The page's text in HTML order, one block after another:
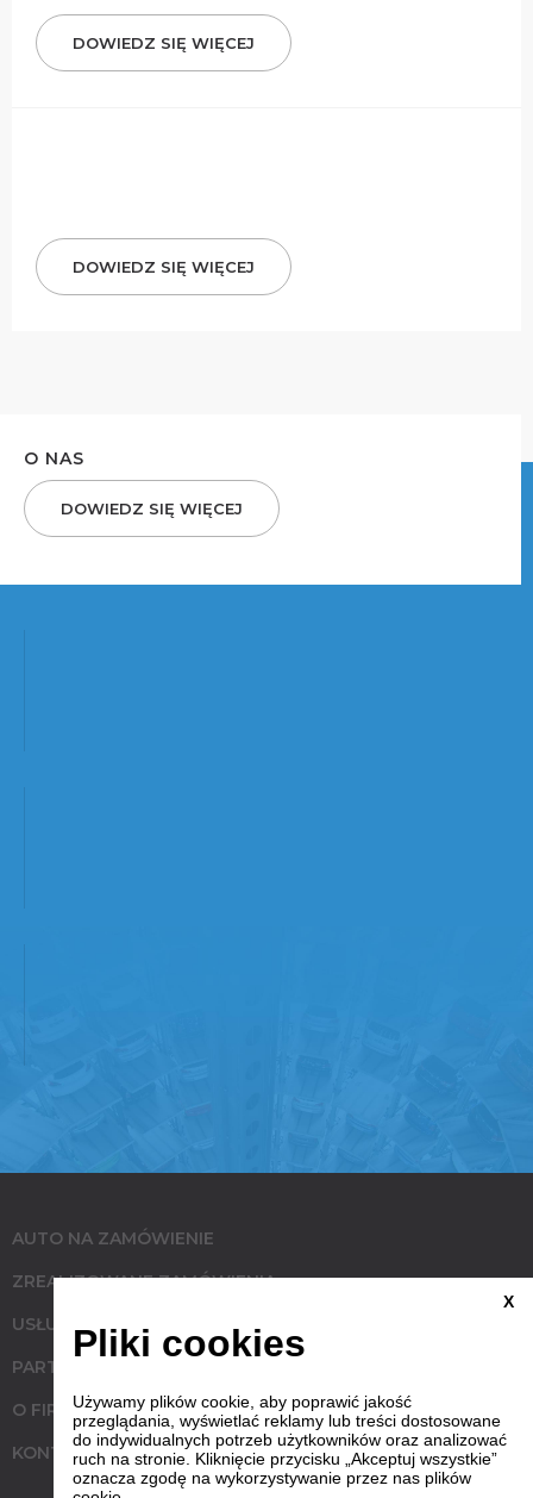
DOWIEDZ SIĘ WIĘCEJ
DOWIEDZ SIĘ WIĘCEJ
O NAS
DOWIEDZ SIĘ WIĘCEJ
AUTO NA ZAMÓWIENIE
ZREALIZOWANE ZAMÓWIENIA
USŁUGI
PARTNERZY
O FIRMIE
KONTAKT
X
Pliki cookies
Używamy plików cookie, aby poprawić jakość
przeglądania, wyświetlać reklamy lub treści dostosowane
do indywidualnych potrzeb użytkowników oraz analizować
ruch na stronie. Kliknięcie przycisku „Akceptuj wszystkie”
oznacza zgodę na wykorzystywanie przez nas plików